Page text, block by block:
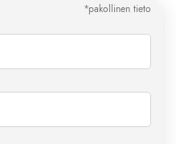
*pakollinen tieto